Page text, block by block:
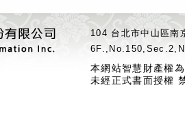
104 台北市中山區
本網站智慧財產權
未經正式書面授權